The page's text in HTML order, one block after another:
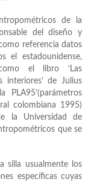
de la
del diseño y
referencia datos
el estadounidense,
el libro ‘Las
interiores’ de Julius
colombiana 1995)
la Universidad de
que se
silla usualmente los
específicas cuyas